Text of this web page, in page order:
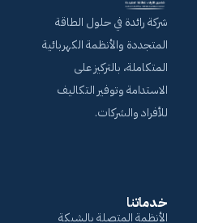
شركة رائدة في حلول الطاقة
المتجددة والأنظمة الكهربائية
المتكاملة، بالتركيز على
الاستدامة وتوفير التكاليف
للأفراد والشركات.
خدماتنا
الأنظمة المتصلة بالشبكة